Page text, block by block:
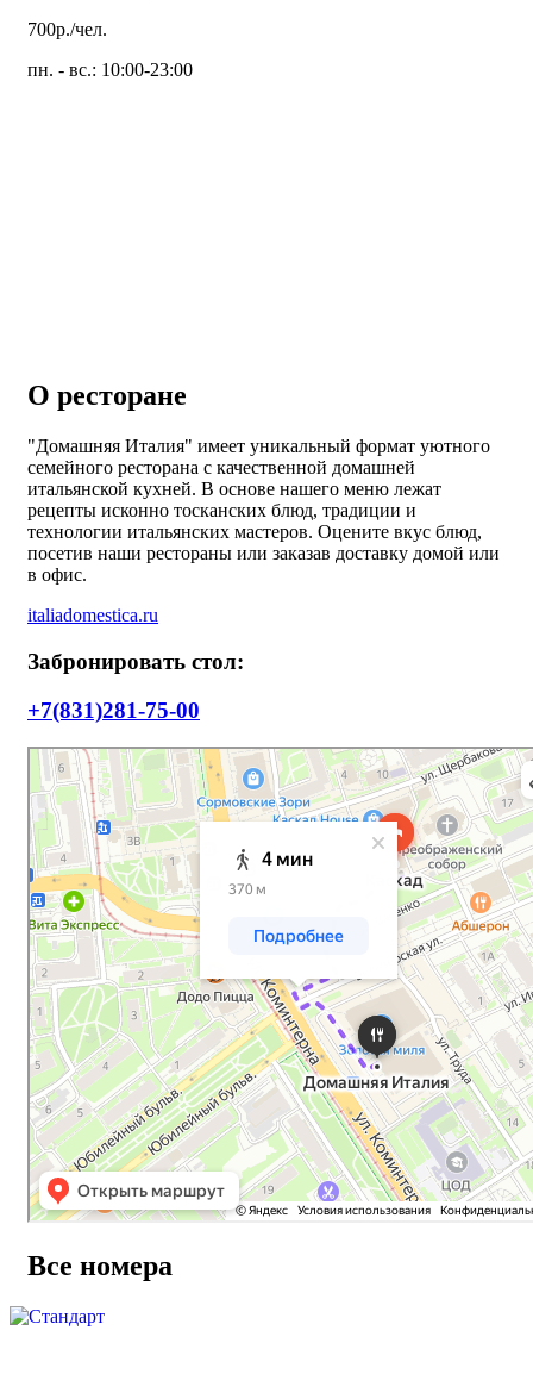
700р./чел.
пн. - вс.: 10:00-23:00
О ресторане
"Домашняя Италия" имеет уникальный формат уютного
семейного ресторана с качественной домашней
итальянской кухней. В основе нашего меню лежат
рецепты исконно тосканских блюд, традиции и
технологии итальянских мастеров. Оцените вкус блюд,
посетив наши рестораны или заказав доставку домой или
в офис.
italiadomestica.ru
Забронировать стол:
+7(831)281-75-00
Все номера